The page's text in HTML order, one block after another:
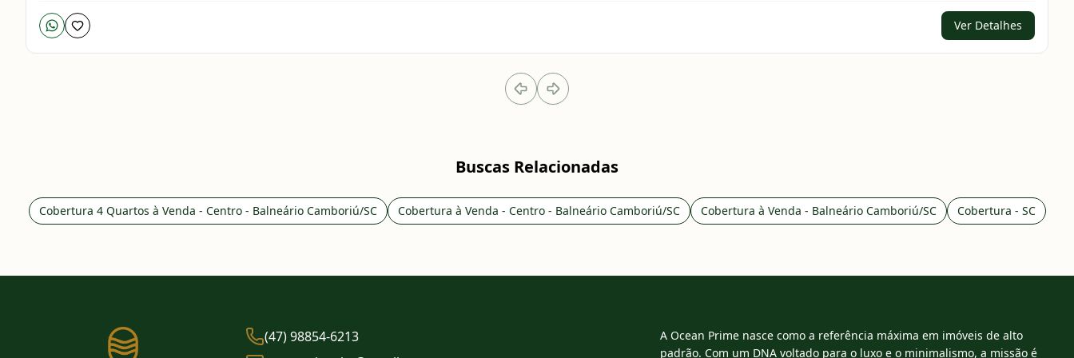
Ver Detalhes
Buscas Relacionadas
Cobertura 4 Quartos à Venda - Centro - Balneário Camboriú/SC Cobertura à Venda - Centro - Balneário Camboriú/SC Cobertura à Venda - Balneário Camboriú/SC Cobertura - SC
(47) 98854-6213
A Ocean Prime nasce como a referência máxima em imóveis de alto
padrão. Com um DNA voltado para o luxo e o minimalismo, a missão é